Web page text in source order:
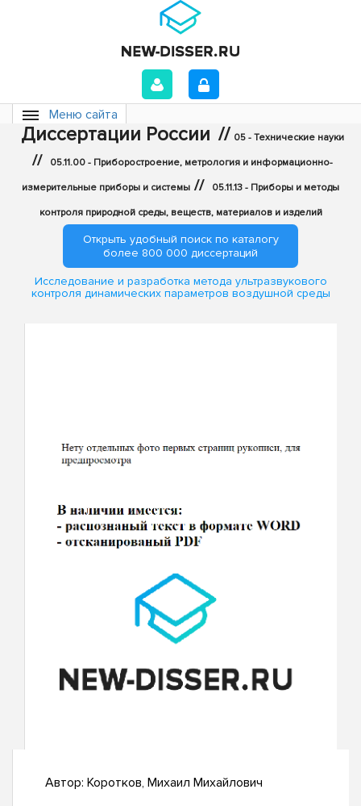
Меню сайта
Диссертации России // 05 - Технические науки
// 05.11.00 - Приборостроение, метрология и информационно-
измерительные приборы и системы // 05.11.13 - Приборы и методы
контроля природной среды, веществ, материалов и изделий
Открыть удобный поиск по каталогу
более 800 000 диссертаций
Исследование и разработка метода ультразвукового
контроля динамических параметров воздушной среды
Автор: Коротков, Михаил Михайлович